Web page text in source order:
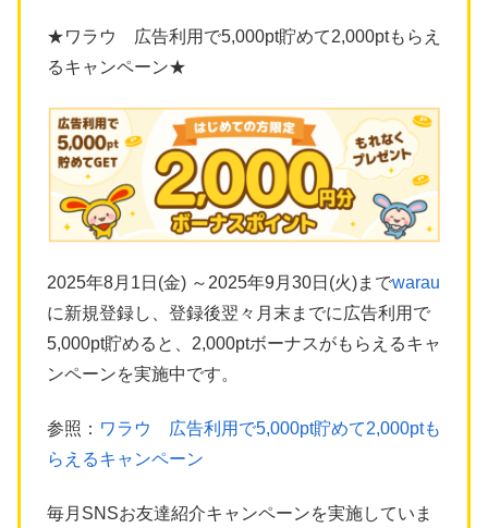
★ワラウ 広告利用で5,000pt貯めて2,000ptもらえ
るキャンペーン★
2025年8月1日(金) ～2025年9月30日(火)までwarau
に新規登録し、登録後翌々月末までに広告利用で
5,000pt貯めると、2,000ptボーナスがもらえるキャ
ンペーンを実施中です。
参照： ワラウ 広告利用で5,000pt貯めて2,000ptも
らえるキャンペーン
毎月SNSお友達紹介キャンペーンを実施していま